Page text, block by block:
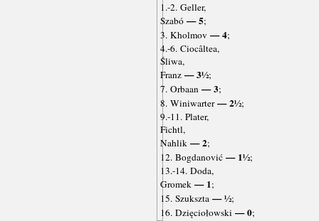
1.-2. Geller,
Szabó— 5;
3. Kholmov — 4;
4.-6. Ciocâltea,
Śliwa,
Franz— 3½;
7. Orbaan— 3;
8. Winiwarter— 2½;
9.-11. Plater,
Fichtl,
Nahlik— 2;
12. Bogdanović— 1½;
13.-14. Doda,
Gromek— 1;
15. Szukszta— ½;
16. Dzięciołowski — 0;